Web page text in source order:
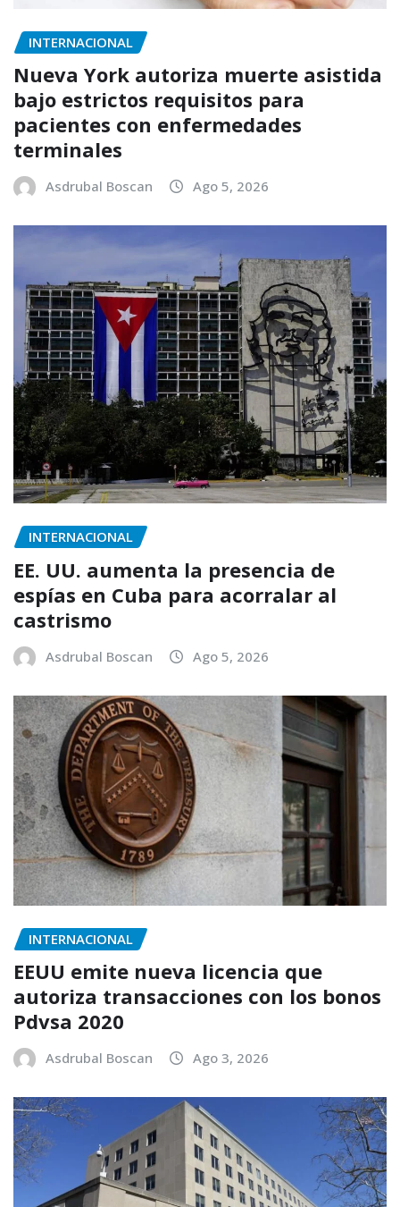
INTERNACIONAL
Nueva York autoriza muerte asistida
bajo estrictos requisitos para
pacientes con enfermedades
terminales
Asdrubal Boscan Ago 5, 2026
INTERNACIONAL
EE. UU. aumenta la presencia de
espías en Cuba para acorralar al
castrismo
Asdrubal Boscan Ago 5, 2026
INTERNACIONAL
EEUU emite nueva licencia que
autoriza transacciones con los bonos
Pdvsa 2020
Asdrubal Boscan Ago 3, 2026